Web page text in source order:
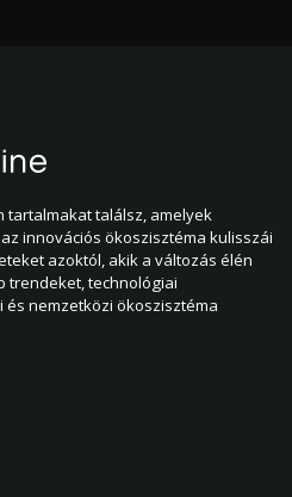
tartalmakat találsz, amelyek
innovációs ökoszisztéma kulisszái
azoktól, akik a változás élén
trendeket, technológiai
nemzetközi ökoszisztéma